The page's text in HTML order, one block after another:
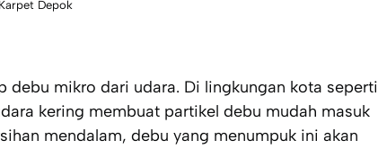
Depok
debu mikro dari udara. Di lingkungan kota seperti
kering membuat partikel debu mudah masuk
mendalam, debu yang menumpuk ini akan